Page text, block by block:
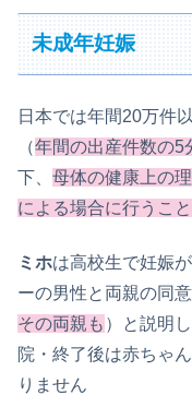
未成年妊娠
日本では年間20万件
（年間の出産件数の5
下、 母体の健康上の
による場合に行うこ
ミホは高校生で妊娠が
ーの男性と両親の同
その両親も ）と説明し
院・終了後は赤ちゃ
りません